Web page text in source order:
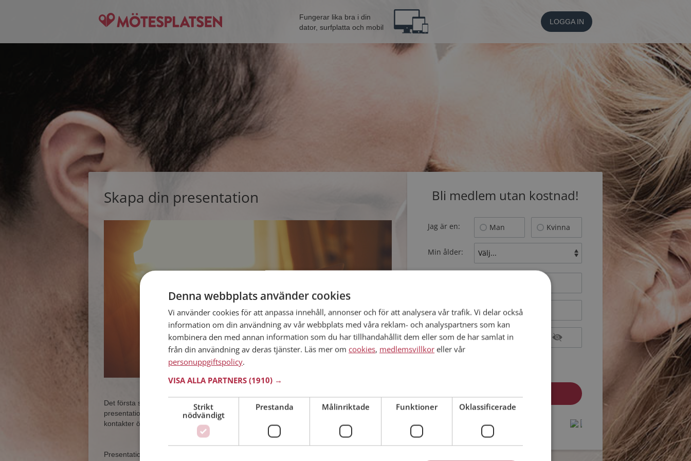
Fungerar lika bra i din
dator, surfplatta och mobil
LOGGA IN
Skapa din presentation
Det första steget mot en lyckad dejt
är att skapa en bra presentation. En bra
presentation ger många besökare. Många besökare skapar många kontakter. Fler
kontakter ökar chansen att träffa den rätte.
Presentationen är med andra ord ditt skyltfönster på Mötesplatsen. Det är där dina
Bli medlem utan kostnad!
Jag är en: Man Kvinna
Min ålder:
protected byreCAPTCHA
Privacy-Terms
protected byreCAPTCHA
Privacy-Terms
Denna webbplats använder cookies
Vi använder cookies för att anpassa innehåll, annonser och för att analysera vår trafik. Vi delar också
information om din användning av vår webbplats med våra reklam- och analyspartners som kan
kombinera den med annan information som du har tillhandahållit dem eller som de har samlat in
från din användning av deras tjänster. Läs mer om cookies, medlemsvillkor eller vår
personuppgiftspolicy.
VISA ALLA PARTNERS (1910) →
Strikt
nödvändigt
Prestanda Målinriktade Funktioner Oklassificerade